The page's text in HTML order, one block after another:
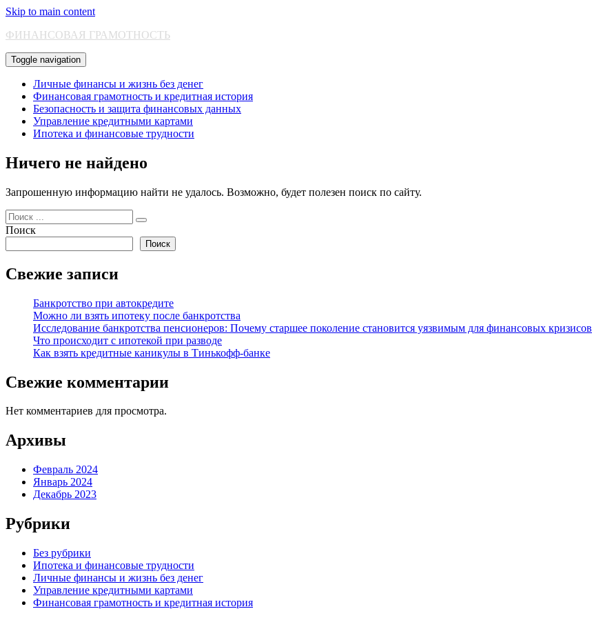
Skip to main content
ФИНАНСОВАЯ ГРАМОТНОСТЬ
Toggle navigation
Личные финансы и жизнь без денег
Финансовая грамотность и кредитная история
Безопасность и защита финансовых данных
Управление кредитными картами
Ипотека и финансовые трудности
Ничего не найдено
Запрошенную информацию найти не удалось. Возможно, будет полезен поиск по сайту.
Поиск
для:
Поиск
Поиск
Свежие записи
Банкротство при автокредите
Можно ли взять ипотеку после банкротства
Исследование банкротства пенсионеров: Почему старшее поколение становится уязвимым для финансовых кризисов
Что происходит с ипотекой при разводе
Как взять кредитные каникулы в Тинькофф-банке
Свежие комментарии
Нет комментариев для просмотра.
Архивы
Февраль 2024
Январь 2024
Декабрь 2023
Рубрики
Без рубрики
Ипотека и финансовые трудности
Личные финансы и жизнь без денег
Управление кредитными картами
Финансовая грамотность и кредитная история